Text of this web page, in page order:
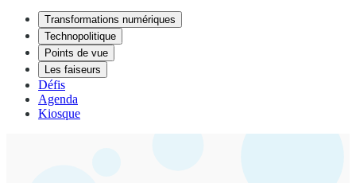
Transformations numériques
Technopolitique
Points de vue
Les faiseurs
Défis
Agenda
Kiosque